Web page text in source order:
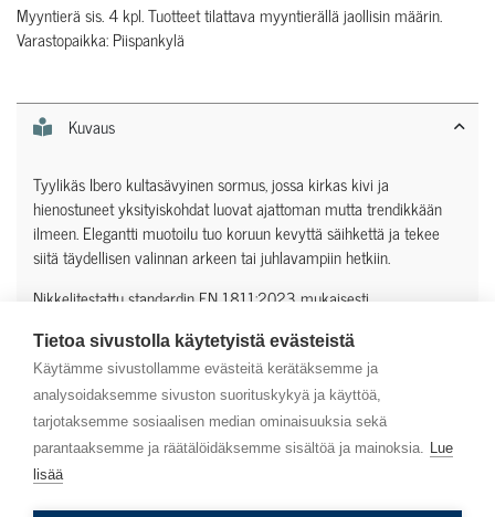
Tietoa sivustolla käytetyistä evästeistä
Käytämme sivustollamme evästeitä kerätäksemme ja
analysoidaksemme sivuston suorituskykyä ja käyttöä,
tarjotaksemme sosiaalisen median ominaisuuksia sekä
parantaaksemme ja räätälöidäksemme sisältöä ja mainoksia. Lue
lisää
Myyntierä sis. 4 kpl. Tuotteet tilattava myyntierällä jaollisin määrin.
Varastopaikka: Piispankylä
Kuvaus
Tyylikäs Ibero kultasävyinen sormus, jossa kirkas kivi ja
hienostuneet yksityiskohdat luovat ajattoman mutta trendikkään
ilmeen. Elegantti muotoilu tuo koruun kevyttä säihkettä ja tekee
siitä täydellisen valinnan arkeen tai juhlavampiin hetkiin.
Nikkelitestattu standardin EN 1811:2023 mukaisesti
Lisätiedot